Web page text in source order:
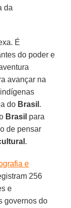
da
É
do poder e
avançar na
do Brasil .
Brasil para
de pensar
.
e
256
e
governos do